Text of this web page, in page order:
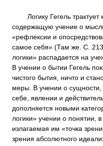
Логику Гегель трактует
содержащую учение о
«рефлексии и
самое себя» (Там же. С.
логики» распадается на
В учении о бытии Гегель
чистого бытия, ничто и
меры. В учении о
себе, явлении и
дополняется новыми
логики» учении о понятии,
излагаемая им «точка
зрения абсолютного